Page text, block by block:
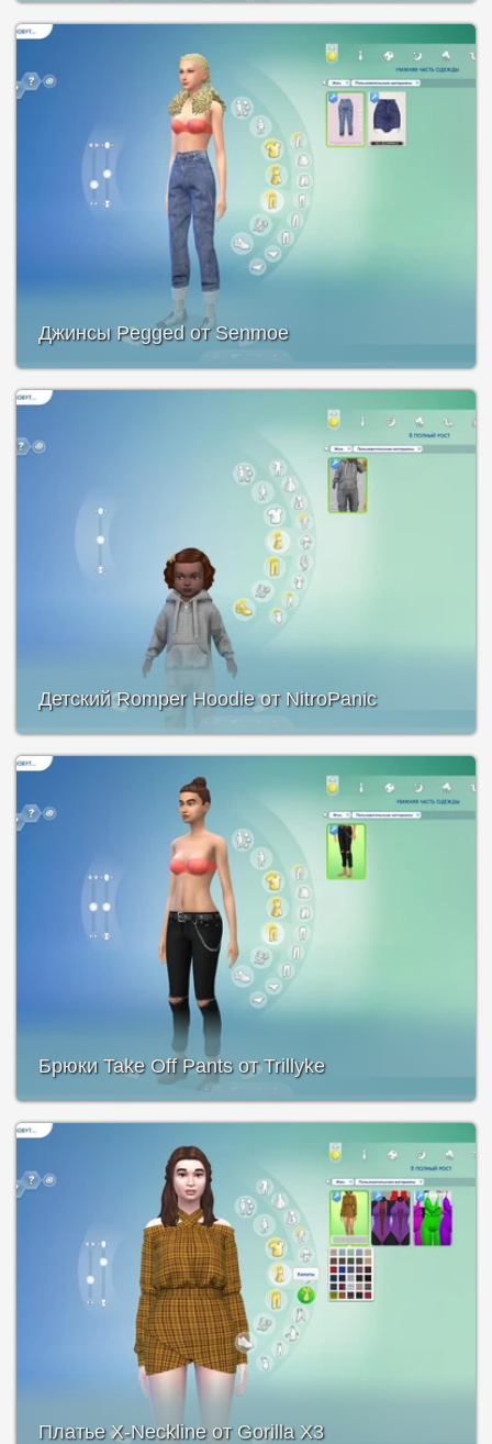
Джинсы Pegged от Senmoe
Детский Romper Hoodie от NitroPanic
Брюки Take Off Pants от Trillyke
Платье X-Neckline от Gorilla X3